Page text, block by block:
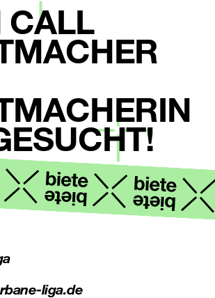
CALL
liga.de